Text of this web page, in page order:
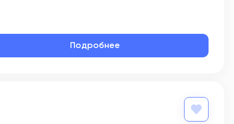
Подробнее